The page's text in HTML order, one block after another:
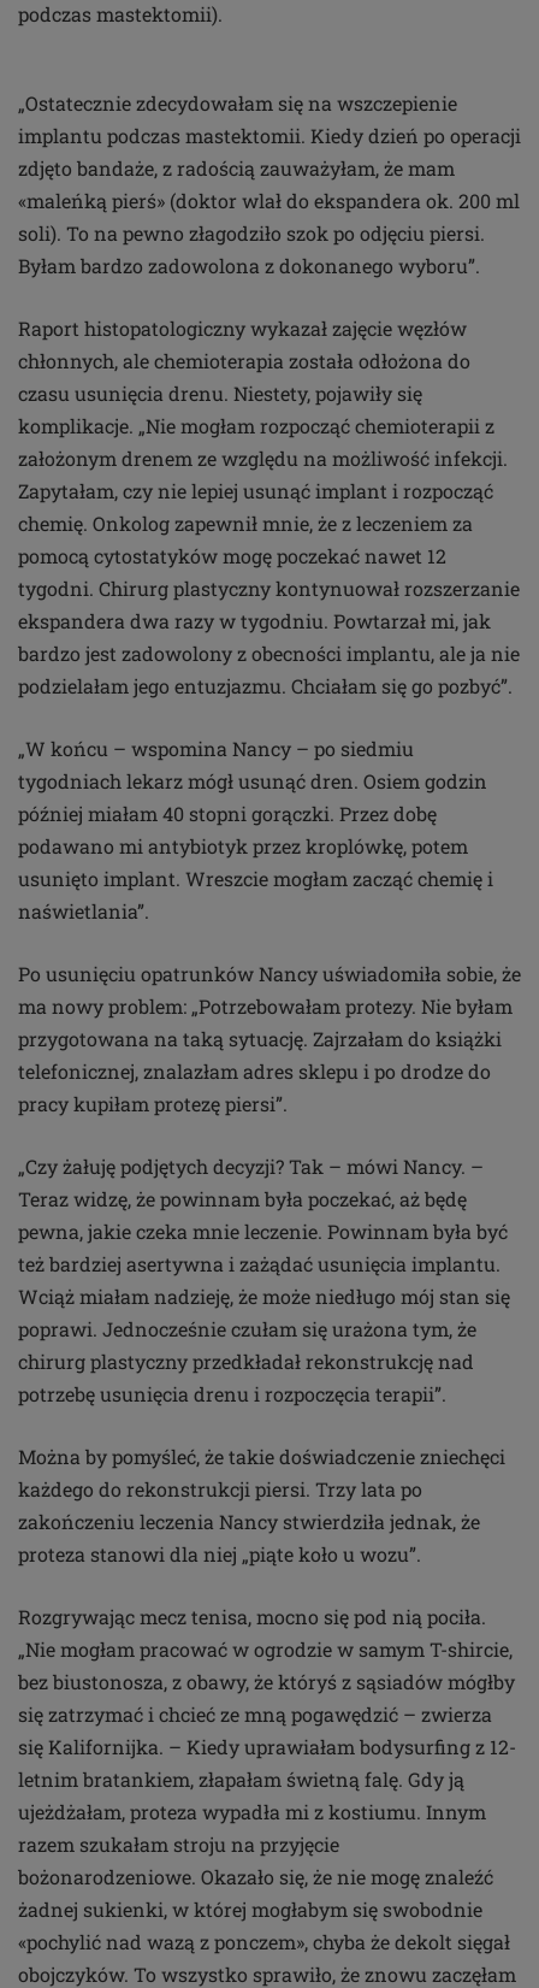
podczas mastektomii).
„Ostatecznie zdecydowałam się na wszczepienie
implantu podczas mastektomii. Kiedy dzień po operacji
zdjęto bandaże, z radością zauważyłam, że mam
«maleńką pierś» (doktor wlał do ekspandera ok. 200 ml
soli). To na pewno złagodziło szok po odjęciu piersi.
Byłam bardzo zadowolona z dokonanego wyboru”.
Raport histopatologiczny wykazał zajęcie węzłów
chłonnych, ale chemioterapia została odłożona do
czasu usunięcia drenu. Niestety, pojawiły się
komplikacje. „Nie mogłam rozpocząć chemioterapii z
założonym drenem ze względu na możliwość infekcji.
Zapytałam, czy nie lepiej usunąć implant i rozpocząć
chemię. Onkolog zapewnił mnie, że z leczeniem za
pomocą cytostatyków mogę poczekać nawet 12
tygodni. Chirurg plastyczny kontynuował rozszerzanie
ekspandera dwa razy w tygodniu. Powtarzał mi, jak
bardzo jest zadowolony z obecności implantu, ale ja nie
podzielałam jego entuzjazmu. Chciałam się go pozbyć”.
„W końcu – wspomina Nancy – po siedmiu
tygodniach lekarz mógł usunąć dren. Osiem godzin
później miałam 40 stopni gorączki. Przez dobę
podawano mi antybiotyk przez kroplówkę, potem
usunięto implant. Wreszcie mogłam zacząć chemię i
naświetlania”.
Po usunięciu opatrunków Nancy uświadomiła sobie, że
ma nowy problem: „Potrzebowałam protezy. Nie byłam
przygotowana na taką sytuację. Zajrzałam do książki
telefonicznej, znalazłam adres sklepu i po drodze do
pracy kupiłam protezę piersi”.
„Czy żałuję podjętych decyzji? Tak – mówi Nancy. –
Teraz widzę, że powinnam była poczekać, aż będę
pewna, jakie czeka mnie leczenie. Powinnam była być
też bardziej asertywna i zażądać usunięcia implantu.
Wciąż miałam nadzieję, że może niedługo mój stan się
poprawi. Jednocześnie czułam się urażona tym, że
chirurg plastyczny przedkładał rekonstrukcję nad
potrzebę usunięcia drenu i rozpoczęcia terapii”.
Można by pomyśleć, że takie doświadczenie zniechęci
każdego do rekonstrukcji piersi. Trzy lata po
zakończeniu leczenia Nancy stwierdziła jednak, że
proteza stanowi dla niej „piąte koło u wozu”.
Rozgrywając mecz tenisa, mocno się pod nią pociła.
„Nie mogłam pracować w ogrodzie w samym T-shircie,
bez biustonosza, z obawy, że któryś z sąsiadów mógłby
się zatrzymać i chcieć ze mną pogawędzić – zwierza
się Kalifornijka. – Kiedy uprawiałam bodysurfing z 12-
letnim bratankiem, złapałam świetną falę. Gdy ją
ujeżdżałam, proteza wypadła mi z kostiumu. Innym
razem szukałam stroju na przyjęcie
bożonarodzeniowe. Okazało się, że nie mogę znaleźć
żadnej sukienki, w której mogłabym się swobodnie
«pochylić nad wazą z ponczem», chyba że dekolt sięgał
obojczyków. To wszystko sprawiło, że znowu zaczęłam